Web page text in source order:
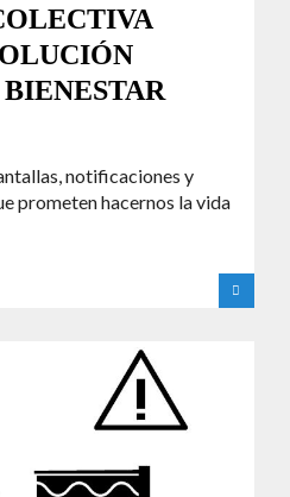
notificaciones y
prometen hacernos la vida